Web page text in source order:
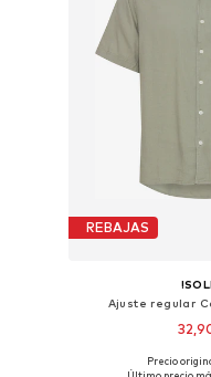
REBAJAS
Ajuste regular
Tallas disponibles:
Precio